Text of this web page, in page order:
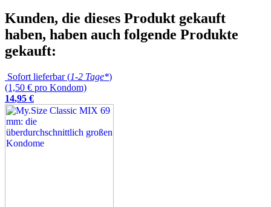
Kunden, die dieses Produkt gekauft
haben, haben auch folgende Produkte
gekauft:
Sofort lieferbar (1-2 Tage*)
(1,50 € pro Kondom)
14,95 €